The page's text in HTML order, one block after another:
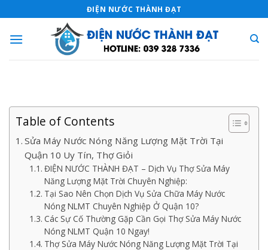
to
content
ĐIỆN NƯỚC THÀNH ĐẠT
Table of Contents
Sửa Máy Nước Nóng Năng Lượng Mặt Trời Tại
Quận 10 Uy Tín, Thợ Giỏi
ĐIỆN NƯỚC THÀNH ĐẠT – Dịch Vụ Thợ Sửa Máy
Năng Lượng Mặt Trời Chuyên Nghiệp:
Tại Sao Nên Chọn Dịch Vụ Sửa Chữa Máy Nước
Nóng NLMT Chuyên Nghiệp Ở Quận 10?
Các Sự Cố Thường Gặp Cần Gọi Thợ Sửa Máy Nước
Nóng NLMT Quận 10 Ngay!
Thợ Sửa Máy Nước Nóng Năng Lượng Mặt Trời Tại